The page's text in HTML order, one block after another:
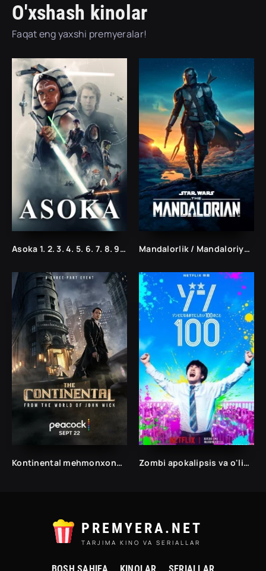
O'xshash kinolar
Faqat eng yaxshi premyeralar!
Asoka 1. 2. 3. 4. 5. 6. 7. 8. 9. 10. 11. 12. 13. 14. 15 Qism Uzbek tilida Tarjima serial Mandalorlik / Mandaloriyalik Serial 1. 2. 3. 4. 5. 6. 7. 8. 9. 10. 11. 12. 13. 14. 15 Qism Uzbek tilida Tarjima Seriyal Barcha qismlari
Kontinental mehmonxonasi 1. 2. 3. 4. 5. 6. 7. 8. 9. 10. 11. 12. 13. 14. 15 Qism Uzbek tilida yangi Serial Barcha qismlari To'liq Zombi apokalipsis va o'limdan oldin 100 ta narsa ro'yxati Uzbek O'zbek tilida 2023 Ujis kino skachat
PREMYERA.NET
TARJIMA KINO VA SERIALLAR